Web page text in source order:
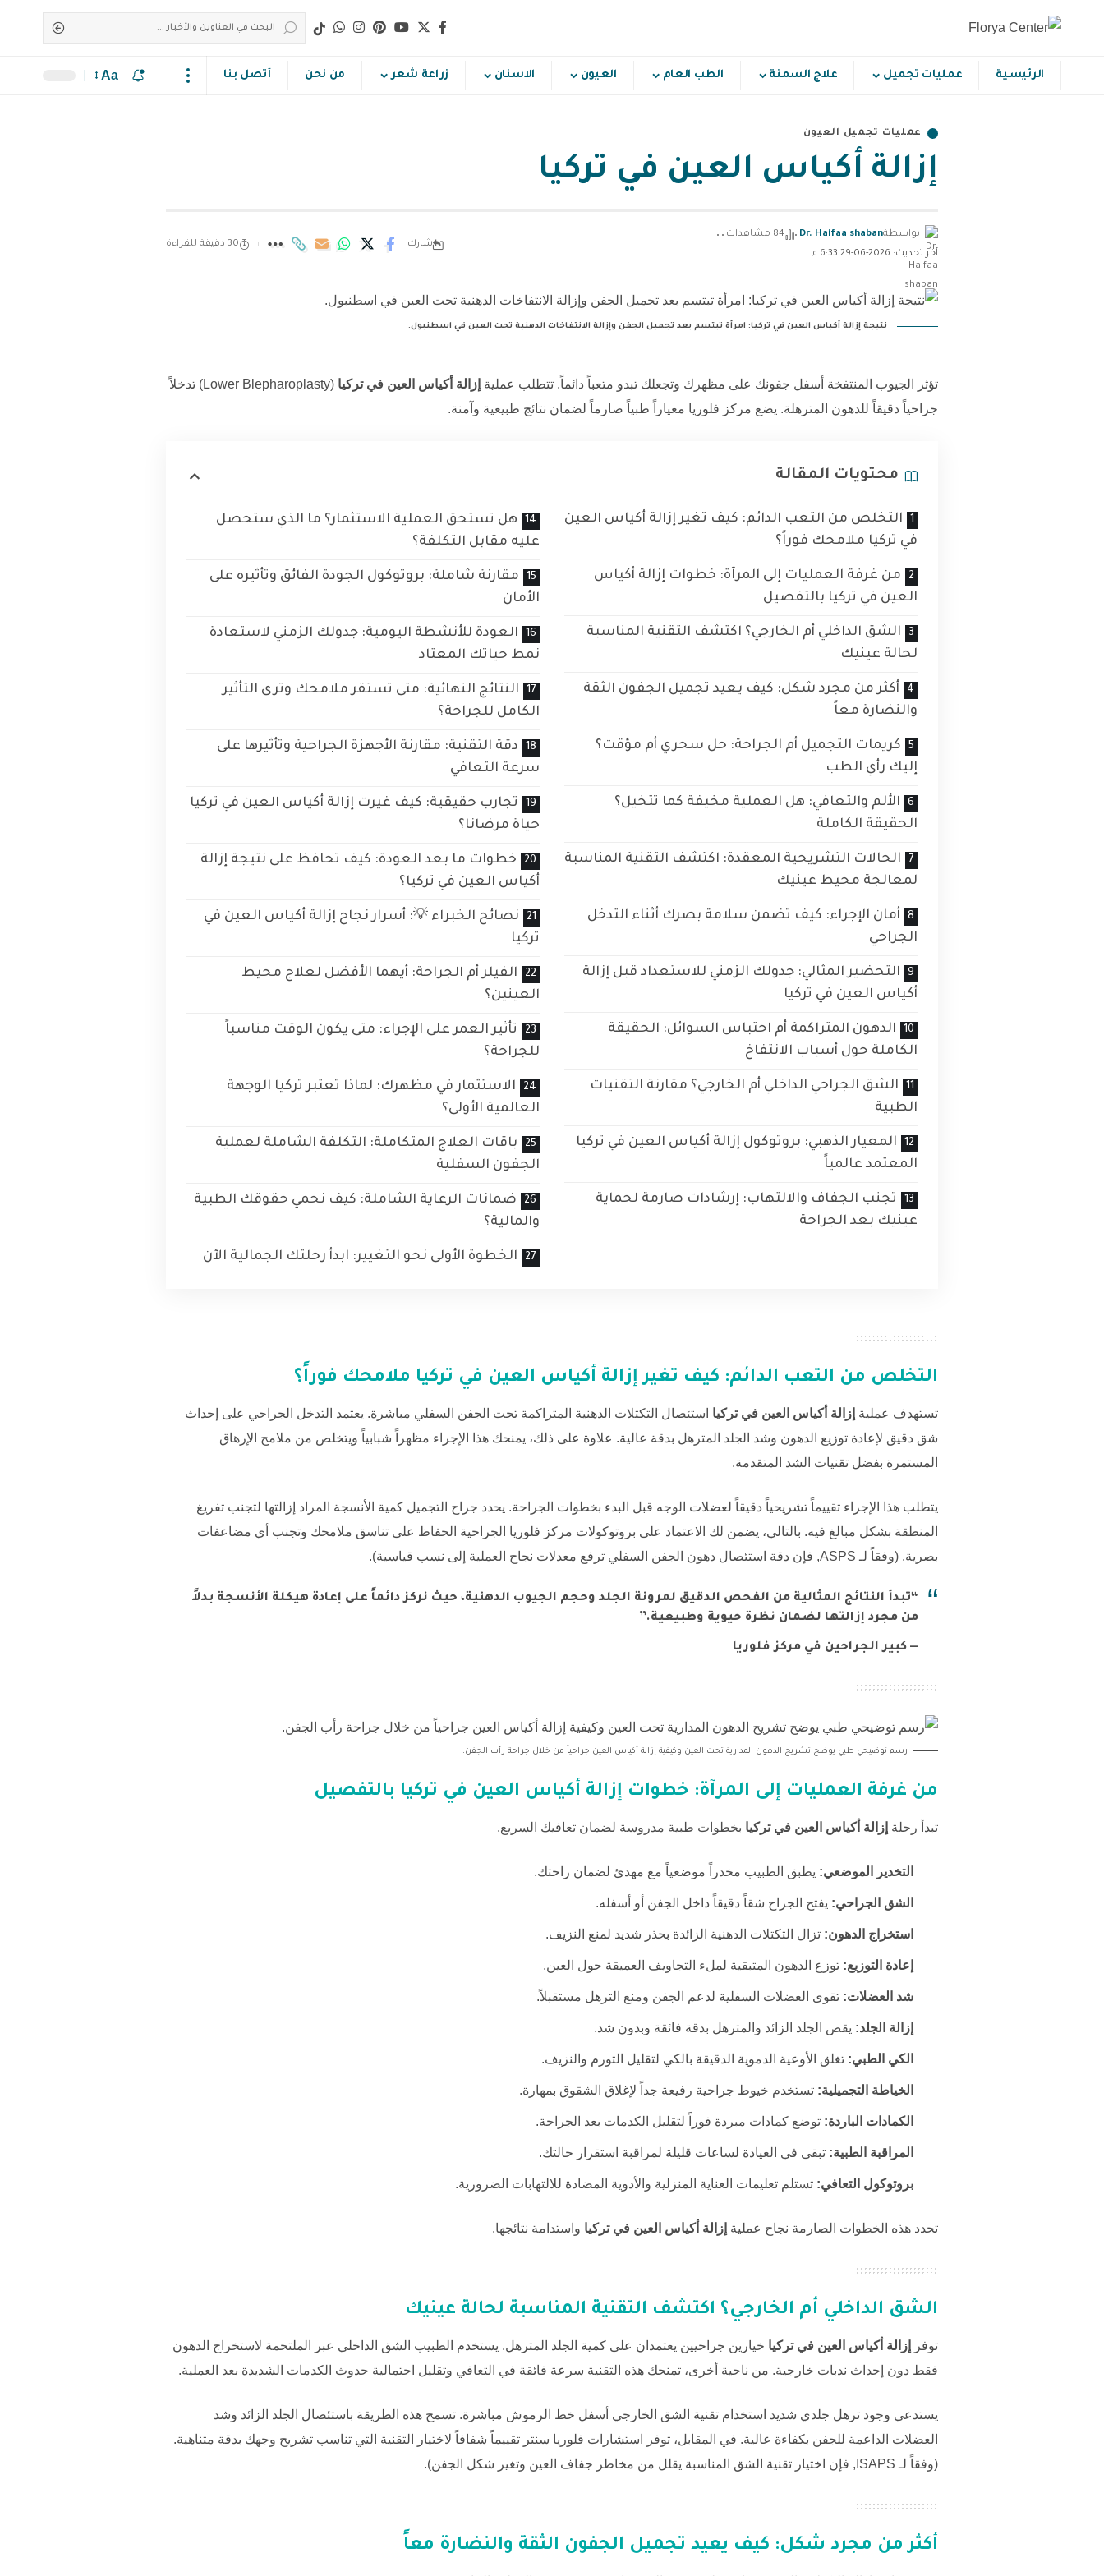
الرئيسية عمليات تجميل علاج السمنة الطب العام العيون الاسنان زراعة شعر من نحن أتصل بنا Aa
عمليات تجميل العيون
إزالة أكياس العين في تركيا
آخر تحديث: 2026-06-29 6:33 م
بواسطةDr. Haifaa shaban
84 مشاهدات
شارك
30 دقيقة للقراءة
نتيجة إزالة أكياس العين في تركيا: امرأة تبتسم بعد تجميل الجفن وإزالة الانتفاخات الدهنية تحت العين في اسطنبول.
تؤثر الجيوب المنتفخة أسفل جفونك على مظهرك وتجعلك تبدو متعباً دائماً. تتطلب عملية إزالة أكياس العين في تركيا
(Lower Blepharoplasty) تدخلاً
جراحياً دقيقاً للدهون المترهلة. يضع مركز فلوريا معياراً طبياً صارماً لضمان نتائج طبيعية وآمنة.
محتويات المقالة
التخلص من التعب الدائم: كيف تغير إزالة أكياس العين
في تركيا ملامحك فوراً؟
من غرفة العمليات إلى المرآة: خطوات إزالة أكياس
العين في تركيا بالتفصيل
الشق الداخلي أم الخارجي؟ اكتشف التقنية المناسبة
لحالة عينيك
أكثر من مجرد شكل: كيف يعيد تجميل الجفون الثقة
والنضارة معاً
كريمات التجميل أم الجراحة: حل سحري أم مؤقت؟
إليك رأي الطب
الألم والتعافي: هل العملية مخيفة كما تتخيل؟
الحقيقة الكاملة
الحالات التشريحية المعقدة: اكتشف التقنية المناسبة
لمعالجة محيط عينيك
أمان الإجراء: كيف تضمن سلامة بصرك أثناء التدخل
الجراحي
التحضير المثالي: جدولك الزمني للاستعداد قبل إزالة
أكياس العين في تركيا
الدهون المتراكمة أم احتباس السوائل: الحقيقة
الكاملة حول أسباب الانتفاخ
الشق الجراحي الداخلي أم الخارجي؟ مقارنة التقنيات
الطبية
المعيار الذهبي: بروتوكول إزالة أكياس العين في تركيا
المعتمد عالمياً
تجنب الجفاف والالتهاب: إرشادات صارمة لحماية
عينيك بعد الجراحة
هل تستحق العملية الاستثمار؟ ما الذي ستحصل
عليه مقابل التكلفة؟
مقارنة شاملة: بروتوكول الجودة الفائق وتأثيره على
الأمان
العودة للأنشطة اليومية: جدولك الزمني لاستعادة
نمط حياتك المعتاد
النتائج النهائية: متى تستقر ملامحك وترى التأثير
الكامل للجراحة؟
دقة التقنية: مقارنة الأجهزة الجراحية وتأثيرها على
سرعة التعافي
تجارب حقيقية: كيف غيرت إزالة أكياس العين في تركيا
حياة مرضانا؟
خطوات ما بعد العودة: كيف تحافظ على نتيجة إزالة
أكياس العين في تركيا؟
نصائح الخبراء 💡: أسرار نجاح إزالة أكياس العين في
تركيا
الفيلر أم الجراحة: أيهما الأفضل لعلاج محيط
العينين؟
تأثير العمر على الإجراء: متى يكون الوقت مناسباً
للجراحة؟
الاستثمار في مظهرك: لماذا تعتبر تركيا الوجهة
العالمية الأولى؟
باقات العلاج المتكاملة: التكلفة الشاملة لعملية
الجفون السفلية
ضمانات الرعاية الشاملة: كيف نحمي حقوقك الطبية
والمالية؟
الخطوة الأولى نحو التغيير: ابدأ رحلتك الجمالية الآن
التخلص من التعب الدائم: كيف تغير إزالة أكياس العين في تركيا ملامحك فوراً؟
تستهدف عملية إزالة أكياس العين في تركيا استئصال التكتلات الدهنية المتراكمة تحت الجفن السفلي مباشرة. يعتمد التدخل الجراحي على إحداث
شق دقيق لإعادة توزيع الدهون وشد الجلد المترهل بدقة عالية. علاوة على ذلك، يمنحك هذا الإجراء مظهراً شبابياً ويتخلص من ملامح الإرهاق
المستمرة بفضل تقنيات الشد المتقدمة.
يتطلب هذا الإجراء تقييماً تشريحياً دقيقاً لعضلات الوجه قبل البدء بخطوات الجراحة. يحدد جراح التجميل كمية الأنسجة المراد إزالتها لتجنب تفريغ
المنطقة بشكل مبالغ فيه. بالتالي، يضمن لك الاعتماد على بروتوكولات مركز فلوريا الجراحية الحفاظ على تناسق ملامحك وتجنب أي مضاعفات
بصرية. (وفقاً لـ ASPS, فإن دقة استئصال دهون الجفن السفلي ترفع معدلات نجاح العملية إلى نسب قياسية).
“تبدأ النتائج المثالية من الفحص الدقيق لمرونة الجلد وحجم الجيوب الدهنية، حيث نركز دائماً على إعادة هيكلة الأنسجة بدلاً
من مجرد إزالتها لضمان نظرة حيوية وطبيعية.”
— كبير الجراحين في مركز فلوريا
رسم توضيحي طبي يوضح تشريح الدهون المدارية تحت العين وكيفية إزالة أكياس العين جراحياً من خلال جراحة رأب الجفن.
من غرفة العمليات إلى المرآة: خطوات إزالة أكياس العين في تركيا بالتفصيل
تبدأ رحلة إزالة أكياس العين في تركيا بخطوات طبية مدروسة لضمان تعافيك السريع.
التخدير الموضعي: يطبق الطبيب مخدراً موضعياً مع مهدئ لضمان راحتك.
الشق الجراحي: يفتح الجراح شقاً دقيقاً داخل الجفن أو أسفله.
استخراج الدهون: تزال التكتلات الدهنية الزائدة بحذر شديد لمنع النزيف.
إعادة التوزيع: توزع الدهون المتبقية لملء التجاويف العميقة حول العين.
شد العضلات: تقوى العضلات السفلية لدعم الجفن ومنع الترهل مستقبلاً.
إزالة الجلد: يقص الجلد الزائد والمترهل بدقة فائقة وبدون شد.
الكي الطبي: تغلق الأوعية الدموية الدقيقة بالكي لتقليل التورم والنزيف.
الخياطة التجميلية: تستخدم خيوط جراحية رفيعة جداً لإغلاق الشقوق بمهارة.
الكمادات الباردة: توضع كمادات مبردة فوراً لتقليل الكدمات بعد الجراحة.
المراقبة الطبية: تبقى في العيادة لساعات قليلة لمراقبة استقرار حالتك.
بروتوكول التعافي: تستلم تعليمات العناية المنزلية والأدوية المضادة للالتهابات الضرورية.
تحدد هذه الخطوات الصارمة نجاح عملية إزالة أكياس العين في تركيا واستدامة نتائجها.
الشق الداخلي أم الخارجي؟ اكتشف التقنية المناسبة لحالة عينيك
توفر إزالة أكياس العين في تركيا خيارين جراحيين يعتمدان على كمية الجلد المترهل. يستخدم الطبيب الشق الداخلي عبر الملتحمة لاستخراج الدهون
فقط دون إحداث ندبات خارجية. من ناحية أخرى، تمنحك هذه التقنية سرعة فائقة في التعافي وتقليل احتمالية حدوث الكدمات الشديدة بعد العملية.
يستدعي وجود ترهل جلدي شديد استخدام تقنية الشق الخارجي أسفل خط الرموش مباشرة. تسمح هذه الطريقة باستئصال الجلد الزائد وشد
العضلات الداعمة للجفن بكفاءة عالية. في المقابل، توفر استشارات فلوريا سنتر تقييماً شفافاً لاختيار التقنية التي تناسب تشريح وجهك بدقة متناهية.
(وفقاً لـ ISAPS , فإن اختيار تقنية الشق المناسبة يقلل من مخاطر جفاف العين وتغير شكل الجفن).
أكثر من مجرد شكل: كيف يعيد تجميل الجفون الثقة والنضارة معاً